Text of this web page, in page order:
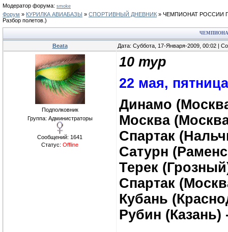
Модератор форума: smoke
Форум » КУРИЛКА АВИАБАЗЫ » СПОРТИВНЫЙ ДНЕВНИК » ЧЕМПИОНАТ РОССИИ
Разбор полетов.)
Beata Дата: Суббота, 17-Января-2009, 00:02 |
Подполковник
Группа: Администраторы
Сообщений: 1641
Статус: Offline
10 тур
22 мая, пятница
Динамо
Москва
Спартак
Сатурн
Терек
Спартак
Кубань
Рубин